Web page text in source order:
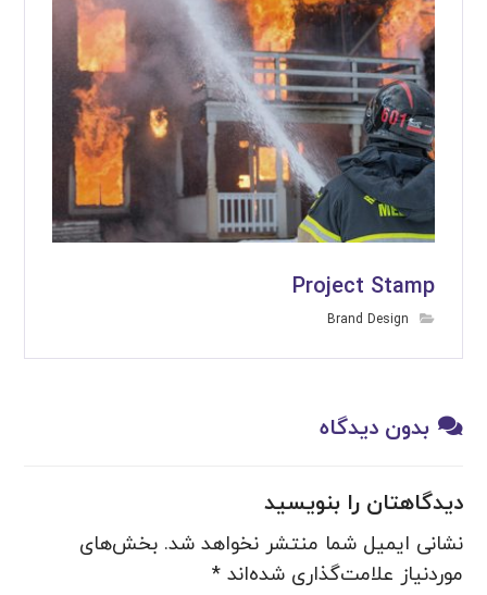
Project Stamp
Brand Design
بدون دیدگاه
دیدگاهتان را بنویسید
نشانی ایمیل شما منتشر نخواهد شد. بخش‌های
موردنیاز علامت‌گذاری شده‌اند*